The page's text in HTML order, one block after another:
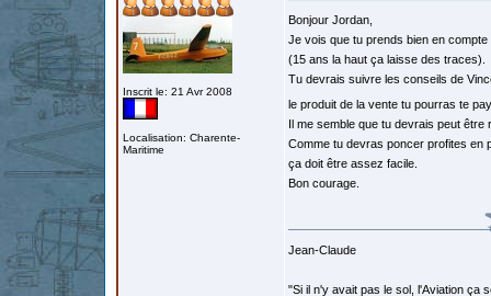
Inscrit le: 21 Avr 2008
Localisation: Charente-
Maritime
Bonjour Jordan,
Je vois que tu prends bien en
(15 ans la haut ça laisse des traces).
Tu devrais suivre les conseils de
le produit de la vente tu pourras te
Il me semble que tu devrais peut
Comme tu devras poncer profites en
ça doit être assez facile.
Bon courage.
Jean-Claude
"Si il n'y avait pas le sol, l'Aviation ça